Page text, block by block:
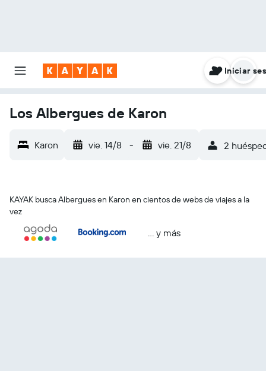
Iniciar
Los Albergues de Karon
Karon vie. 14/8 - vie. 21/8 2
KAYAK busca Albergues en Karon en cientos de webs de viajes a la
vez
… y más